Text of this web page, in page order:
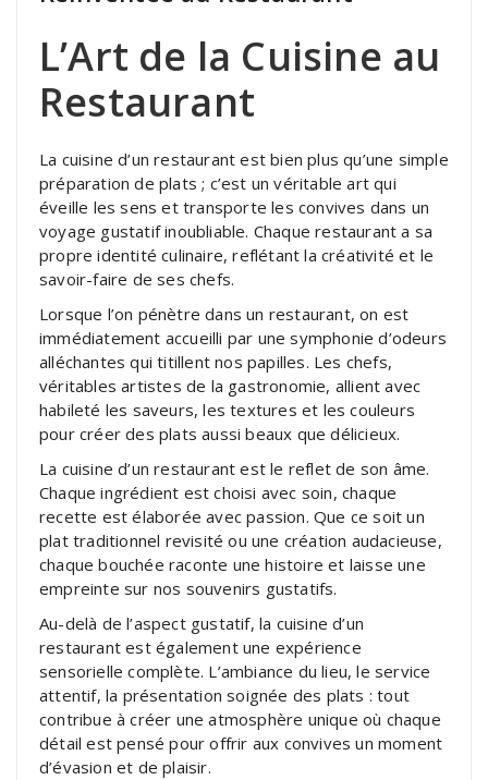
L’Art de la Cuisine au
Restaurant
La cuisine d’un restaurant est bien plus qu’une simple
préparation de plats ; c’est un véritable art qui
éveille les sens et transporte les convives dans un
voyage gustatif inoubliable. Chaque restaurant a sa
propre identité culinaire, reflétant la créativité et le
savoir-faire de ses chefs.
Lorsque l’on pénètre dans un restaurant, on est
immédiatement accueilli par une symphonie d’odeurs
alléchantes qui titillent nos papilles. Les chefs,
véritables artistes de la gastronomie, allient avec
habileté les saveurs, les textures et les couleurs
pour créer des plats aussi beaux que délicieux.
La cuisine d’un restaurant est le reflet de son âme.
Chaque ingrédient est choisi avec soin, chaque
recette est élaborée avec passion. Que ce soit un
plat traditionnel revisité ou une création audacieuse,
chaque bouchée raconte une histoire et laisse une
empreinte sur nos souvenirs gustatifs.
Au-delà de l’aspect gustatif, la cuisine d’un
restaurant est également une expérience
sensorielle complète. L’ambiance du lieu, le service
attentif, la présentation soignée des plats : tout
contribue à créer une atmosphère unique où chaque
détail est pensé pour offrir aux convives un moment
d’évasion et de plaisir.